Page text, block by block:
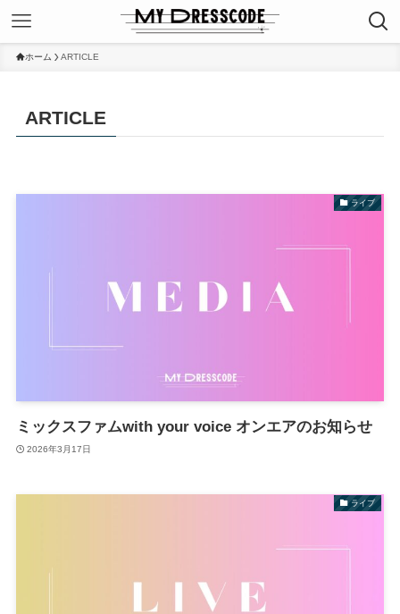
ホーム ARTICLE
ARTICLE
ライブ
ミックスファムwith your voice オンエアのお知らせ
2026年3月17日
ライブ